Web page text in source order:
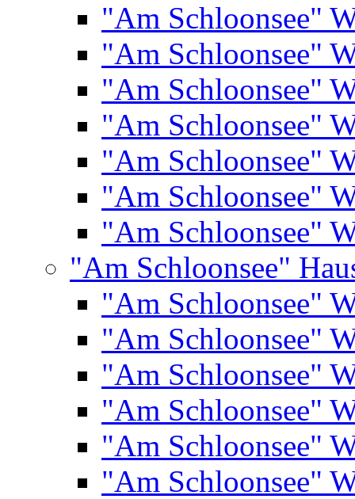
"Am Schloonsee"
"Am Schloonsee"
"Am Schloonsee"
"Am Schloonsee"
"Am Schloonsee"
"Am Schloonsee"
"Am Schloonsee"
"Am Schloonsee"
"Am Schloonsee"
"Am Schloonsee"
"Am Schloonsee"
"Am Schloonsee"
"Am Schloonsee"
"Am Schloonsee"